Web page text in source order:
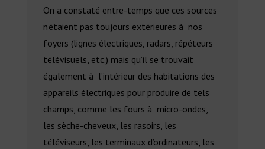
On a constaté entre-temps que ces sources
n’étaient pas toujours extérieures à nos
foyers (lignes électriques, radars, répéteurs
télévisuels, etc.) mais qu’il se trouvait
également à l’intérieur des habitations des
appareils électriques pour produire de tels
champs, comme les fours à micro-ondes,
les sèche-cheveux, les rasoirs, les
téléviseurs, les terminaux d’ordinateurs, les